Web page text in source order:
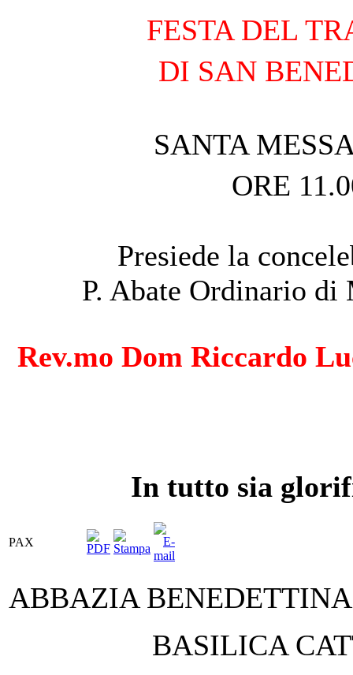
FESTA DEL
DI SAN
SANTA
ORE
Presiede la
P. Abate Ordinario di
Rev.mo Dom Riccardo
In tutto sia
PAX
ABBAZIA
BASILICA